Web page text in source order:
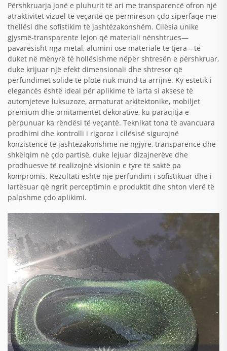
Përshkruarja jonë e pluhurit të ari me transparencë ofron një
atraktivitet vizuel të veçantë që përmirëson çdo sipërfaqe me
thellësi dhe sofistikim të jashtëzakonshëm. Cilësia unike
gjysmë-transparente lejon që materiali nënshtrues—
pavarësisht nga metal, alumini ose materiale të tjera—të
duket në mënyrë të hollësishme nëpër shtresën e përshkruar,
duke krijuar një efekt dimensionali dhe shtresor që
përfundimet solide të plotë nuk mund ta arrijnë. Ky estetik i
elegancës është ideal për aplikime të larta si aksese të
automjeteve luksuzoze, armaturat arkitektonike, mobiljet
premium dhe ornitamentet dekorative, ku paraqitja e
përpunuar ka rëndësi të veçantë. Teknikat tona të avancuara
prodhimi dhe kontrolli i rigoroz i cilësisë sigurojnë
konzistencë të jashtëzakonshme në ngjyrë, transparencë dhe
shkëlqim në çdo partisë, duke lejuar dizajnerëve dhe
prodhuesve të realizojnë visionin e tyre të saktë pa
kompromis. Rezultati është një përfundim i sofistikuar dhe i
lartësuar që ngrit perceptimin e produktit dhe shton vlerë të
palpshme çdo aplikimi.